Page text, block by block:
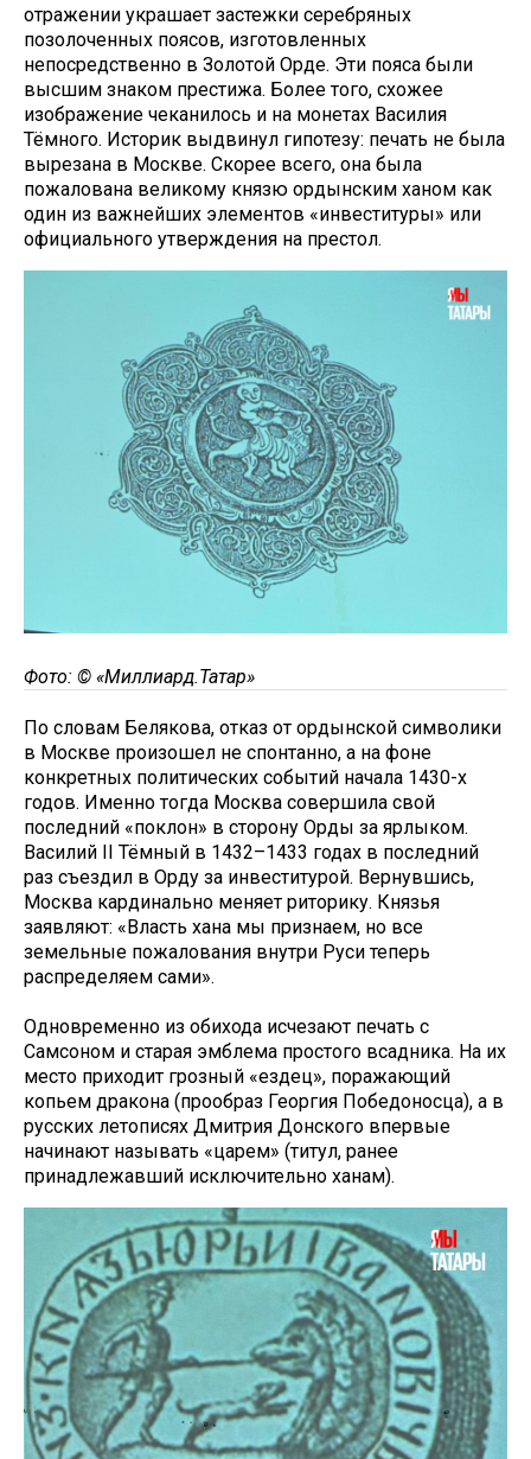
отражении украшает застежки серебряных
позолоченных поясов, изготовленных
непосредственно в Золотой Орде. Эти пояса были
высшим знаком престижа. Более того, схожее
изображение чеканилось и на монетах Василия
Тёмного. Историк выдвинул гипотезу: печать не была
вырезана в Москве. Скорее всего, она была
пожалована великому князю ордынским ханом как
один из важнейших элементов «инвеституры» или
официального утверждения на престол.
Фото: © «Миллиард.Татар»
По словам Белякова, отказ от ордынской символики
в Москве произошел не спонтанно, а на фоне
конкретных политических событий начала 1430-х
годов. Именно тогда Москва совершила свой
последний «поклон» в сторону Орды за ярлыком.
Василий II Тёмный в 1432–1433 годах в последний
раз съездил в Орду за инвеститурой. Вернувшись,
Москва кардинально меняет риторику. Князья
заявляют: «Власть хана мы признаем, но все
земельные пожалования внутри Руси теперь
распределяем сами».
Одновременно из обихода исчезают печать с
Самсоном и старая эмблема простого всадника. На их
место приходит грозный «ездец», поражающий
копьем дракона (прообраз Георгия Победоносца), а в
русских летописях Дмитрия Донского впервые
начинают называть «царем» (титул, ранее
принадлежавший исключительно ханам).